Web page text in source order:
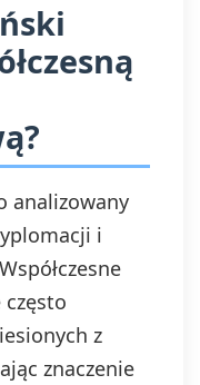
analizowany
i
z
znaczenie